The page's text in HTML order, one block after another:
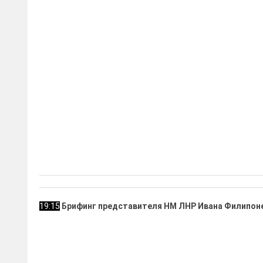
19:15 Брифинг представителя НМ ЛНР Ивана